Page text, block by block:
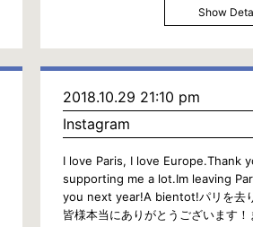
#AllOverJapanTour#日本全国 #寅
#Travel #Trip #View#クラシック #
Show
2018.10.29 21:10 pm
Instagram
I love Paris, I love Europe.Thank
supporting me a lot.Im leaving
you next year!A bientot!パリを去
皆様本当にありがとうございます